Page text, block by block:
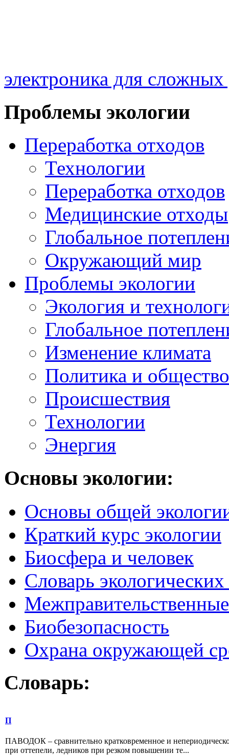
электроника для
Проблемы экологии
Переработка отходов
Технологии
Переработка отходов
Медицинские отходы
Глобальное
Окружающий мир
Проблемы экологии
Экология и
Глобальное
Изменение климата
Политика и общество
Происшествия
Технологии
Энергия
Основы экологии:
Основы общей
Краткий курс экологии
Биосфера и человек
Словарь
Биобезопасность
Охрана окружающей
Словарь:
П
ПАВОДОК – сравнительно кратковременное и
при оттепели, ледников при резком повышении те...